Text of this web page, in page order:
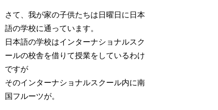
さて、我が家の子供たちは日曜日に日本
語の学校に通っています。
日本語の学校はインターナショナルスク
ールの校舎を借りて授業をしているわけ
ですが
そのインターナショナルスクール内に南
国フルーツが。